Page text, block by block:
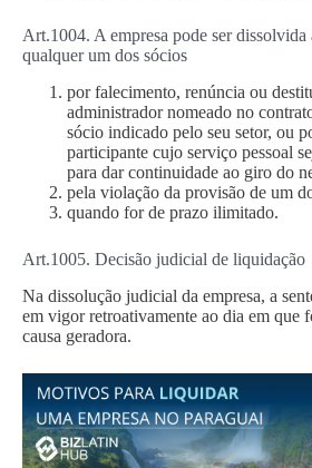
Art.1004. A empresa pode ser dissolvida
qualquer um dos sócios
por falecimento, renúncia ou
administrador nomeado no
sócio indicado pelo seu setor, ou
participante cujo serviço pessoal
para dar continuidade ao giro do
pela violação da provisão de um
quando for de prazo ilimitado.
Art.1005. Decisão judicial de liquidação
Na dissolução judicial da empresa, a
em vigor retroativamente ao dia em que
causa geradora.